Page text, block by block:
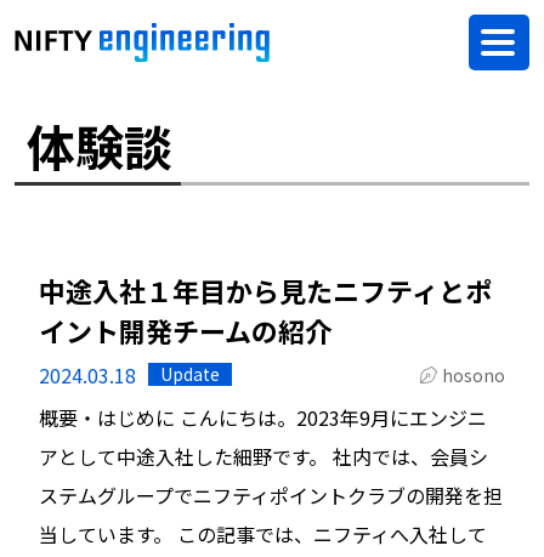
体験談
中途入社１年目から見たニフティとポ
イント開発チームの紹介
2024.03.18 Update hosono
概要・はじめに こんにちは。2023年9月にエンジニ
アとして中途入社した細野です。 社内では、会員シ
ステムグループでニフティポイントクラブの開発を担
当しています。 この記事では、ニフティへ入社して